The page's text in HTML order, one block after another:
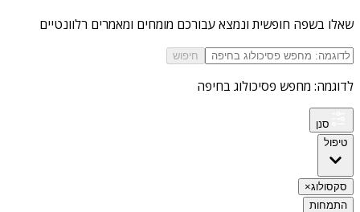
שאלו בשפה חופשית ונמצא עבורכם מומחים ומאמרים רלוונטיים
חיפוש
לדוגמה: מחפש פסיכולוג בחיפה
סנן
טיפול
סקסולוג×
התמחות